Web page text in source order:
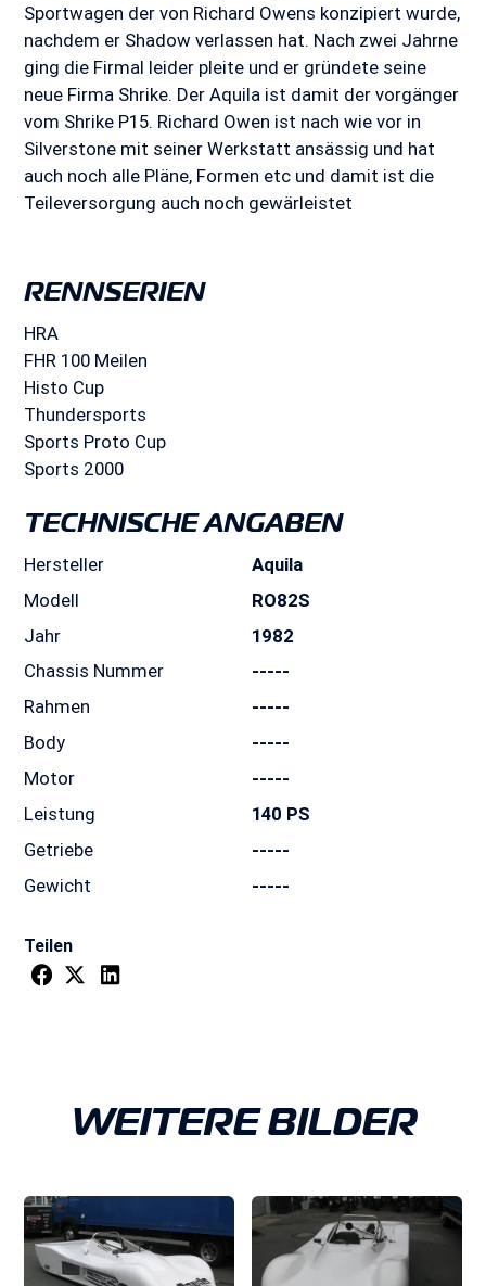
Sportwagen der von Richard Owens konzipiert wurde,
nachdem er Shadow verlassen hat. Nach zwei Jahrne
ging die Firmal leider pleite und er gründete seine
neue Firma Shrike. Der Aquila ist damit der vorgänger
vom Shrike P15. Richard Owen ist nach wie vor in
Silverstone mit seiner Werkstatt ansässig und hat
auch noch alle Pläne, Formen etc und damit ist die
Teileversorgung auch noch gewärleistet
RENNSERIEN
HRA
FHR 100 Meilen
Histo Cup
Thundersports
Sports Proto Cup
Sports 2000
TECHNISCHE ANGABEN
Hersteller
Aquila
Modell
RO82S
Jahr
1982
Chassis Nummer
-----
Rahmen
-----
Body
-----
Motor
-----
Leistung
140 PS
Getriebe
-----
Gewicht
-----
Teilen
WEITERE BILDER